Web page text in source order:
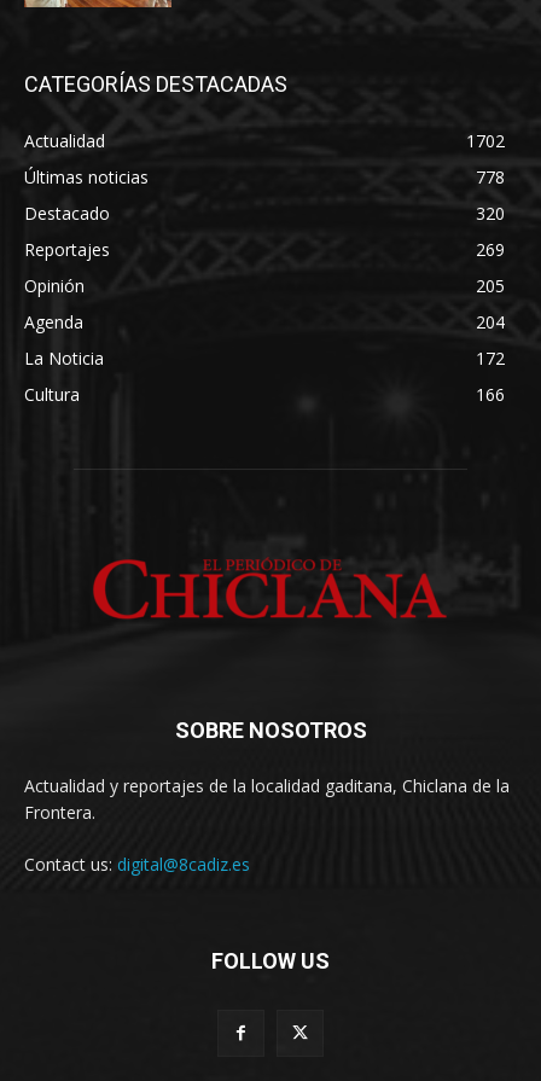
CATEGORÍAS DESTACADAS
Actualidad
1702
Últimas noticias
778
Destacado
320
Reportajes
269
Opinión
205
Agenda
204
La Noticia
172
Cultura
166
SOBRE NOSOTROS
Actualidad y reportajes de la localidad gaditana, Chiclana de la
Frontera.
Contact us: digital@8cadiz.es
FOLLOW US